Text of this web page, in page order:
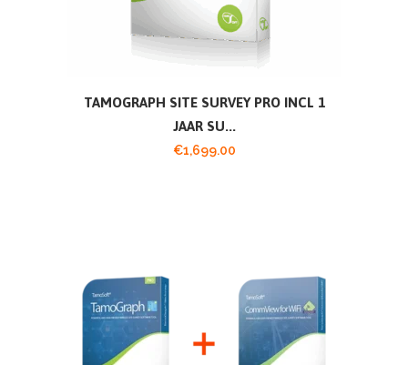
TAMOGRAPH SITE SURVEY PRO INCL 1
JAAR SU...
€1,699.00